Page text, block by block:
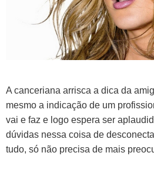
A canceriana arrisca a dica da
mesmo a indicação de um
vai e faz e logo espera ser
dúvidas nessa coisa de
tudo, só não precisa de mais